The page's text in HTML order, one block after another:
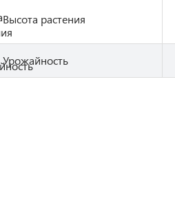
Высота растения
Урожайность